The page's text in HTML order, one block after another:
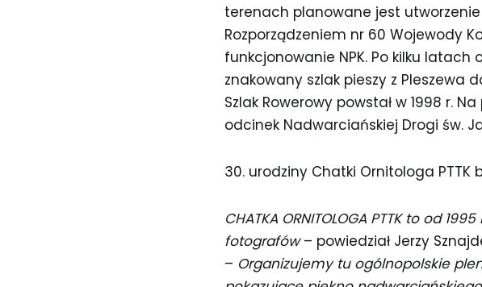
terenach planowane jest
Rozporządzeniem nr 60 Wojewody
funkcjonowanie NPK. Po kilku
znakowany szlak pieszy z Pleszewa
Szlak Rowerowy powstał w 1998 r.
odcinek Nadwarciańskiej Drogi św.
30. urodziny Chatki Ornitologa
CHATKA ORNITOLOGA PTTK to od
fotografów– powiedział Jerzy
– Organizujemy tu ogólnopolskie